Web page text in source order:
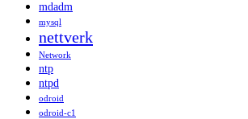
mdadm
mysql
nettverk
Network
ntp
ntpd
odroid
odroid-c1